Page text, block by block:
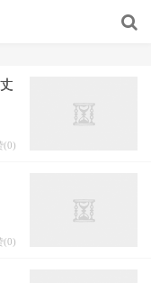
(0)
(0)